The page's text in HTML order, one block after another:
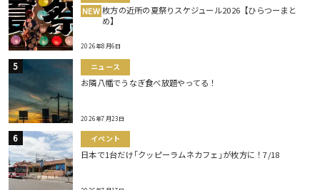
NEW 枚方の近所の夏祭りスケジュール2026【ひらつーまと
め】
2026年8月6日
ニュース
お隣八幡でうなぎ食べ放題やってる！
2026年7月23日
イベント
日本で1台だけ｢クッピーラムネカフェ｣が枚方に！7/18